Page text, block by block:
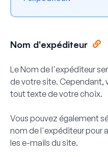
Nom d'expéditeur
LeNom de l'expéditeur
de votre site. Cependant,
tout texte de votre choix.
Vous pouvez également
nom de l'expéditeurpour
les e-mails du site.